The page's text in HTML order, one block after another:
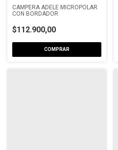
CAMPERA ADELE MICROPOLAR
CON BORDADOR
$112.900,00
COMPRAR